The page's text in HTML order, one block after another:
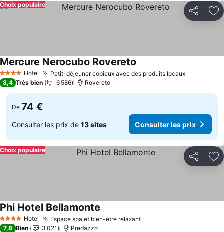
Partager
Choix populaire
4 Étoiles Hotel Petit-déjeuner copieux avec des produits locaux
Mercure Nerocubo Rovereto
8,4 Très bien 6 586 Rovereto
De 74 €
Consulter les prix de 13 sites Consulter les prix
Partager
Choix populaire
4 Étoiles Hotel Espace spa et bien-être relaxantConsulter les prix
Phi Hotel Bellamonte
7,8 Bien 3 021 Predazzo